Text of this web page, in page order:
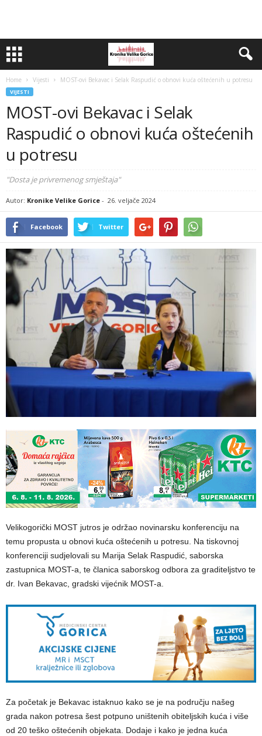
Home Vijesti MOST-ovi Bekavac i Selak Raspudić o obnovi kuća oštećenih u potresu
VIJESTI
MOST-ovi Bekavac i Selak
Raspudić o obnovi kuća oštećenih
u potresu
"Dosta je privremenog smještaja"
Autor: Kronike Velike Gorice - 26. veljače 2024
Facebook Twitter
Velikogorički MOST jutros je održao novinarsku konferenciju na
temu propusta u obnovi kuća oštećenih u potresu. Na tiskovnoj
konferenciji sudjelovali su Marija Selak Raspudić, saborska
zastupnica MOST-a, te članica saborskog odbora za graditeljstvo te
dr. Ivan Bekavac, gradski vijećnik MOST-a.
Za početak je Bekavac istaknuo kako se je na području našeg
grada nakon potresa šest potpuno uništenih obiteljskih kuća i više
od 20 teško oštećenih objekata. Dodaje i kako je jedna kuća